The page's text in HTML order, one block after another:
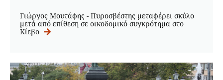
Γιώργος Μουτάφης - Πυροσβέστης μεταφέρει σκύλο
μετά από επίθεση σε οικοδομικό συγκρότημα στο
Κίεβο